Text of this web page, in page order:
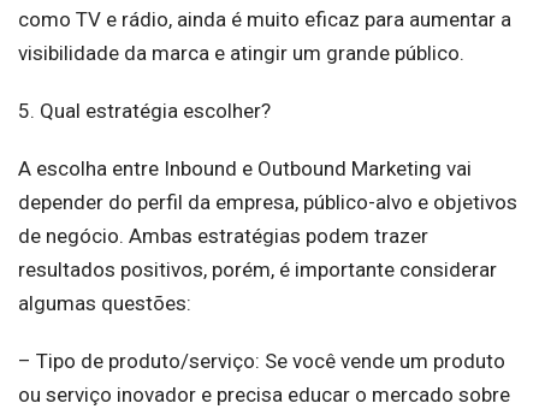
como TV e rádio, ainda é muito eficaz para aumentar a
visibilidade da marca e atingir um grande público.
5. Qual estratégia escolher?
A escolha entre Inbound e Outbound Marketing vai
depender do perfil da empresa, público-alvo e objetivos
de negócio. Ambas estratégias podem trazer
resultados positivos, porém, é importante considerar
algumas questões:
– Tipo de produto/serviço: Se você vende um produto
ou serviço inovador e precisa educar o mercado sobre